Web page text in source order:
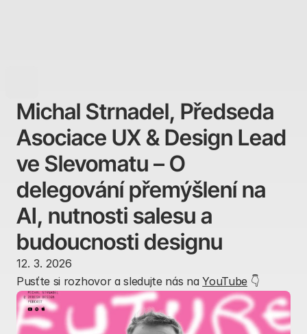
Michal Strnadel, Předseda
Asociace UX & Design Lead
ve Slevomatu – O
delegování přemýšlení na
AI, nutnosti salesu a
budoucnosti designu
12. 3. 2026
Pusťte si rozhovor a sledujte nás na YouTube 👇